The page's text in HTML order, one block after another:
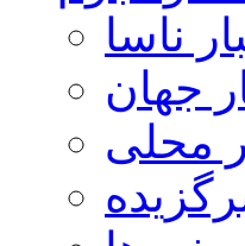
ناسا
جهان
محلی